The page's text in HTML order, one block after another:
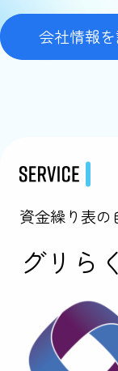
会社情報
資金繰り表の
グリらく